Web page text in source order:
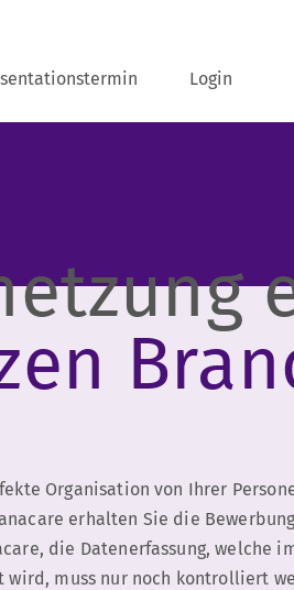
Login
Organisation von Ihrer
erhalten Sie die
die Datenerfassung, welche
wird, muss nur noch kontrolliert